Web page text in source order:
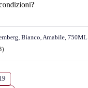
Bianco, Amabile, 750ML